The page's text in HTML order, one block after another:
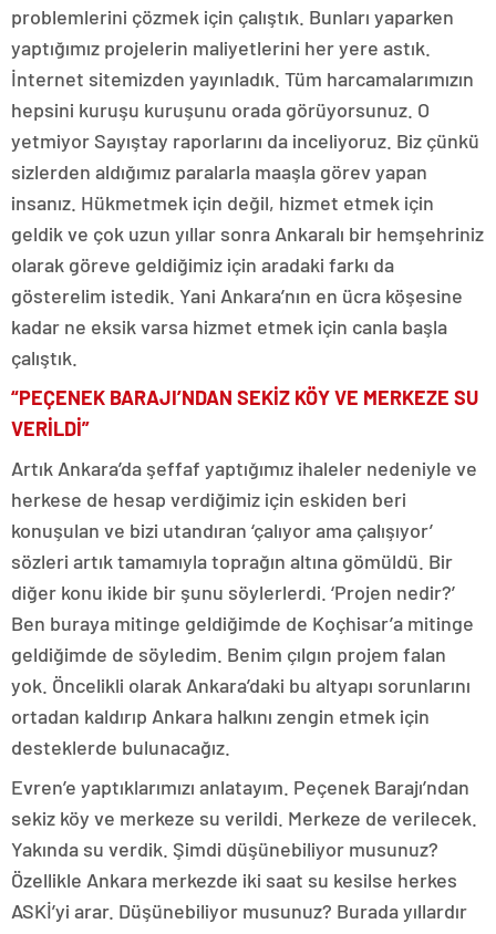
problemlerini çözmek için çalıştık. Bunları yaparken
yaptığımız projelerin maliyetlerini her yere astık.
İnternet sitemizden yayınladık. Tüm harcamalarımızın
hepsini kuruşu kuruşunu orada görüyorsunuz. O
yetmiyor Sayıştay raporlarını da inceliyoruz. Biz çünkü
sizlerden aldığımız paralarla maaşla görev yapan
insanız. Hükmetmek için değil, hizmet etmek için
geldik ve çok uzun yıllar sonra Ankaralı bir hemşehriniz
olarak göreve geldiğimiz için aradaki farkı da
gösterelim istedik. Yani Ankara’nın en ücra köşesine
kadar ne eksik varsa hizmet etmek için canla başla
çalıştık.
“PEÇENEK BARAJI’NDAN SEKİZ KÖY VE MERKEZE SU
VERİLDİ”
Artık Ankara’da şeffaf yaptığımız ihaleler nedeniyle ve
herkese de hesap verdiğimiz için eskiden beri
konuşulan ve bizi utandıran ‘çalıyor ama çalışıyor’
sözleri artık tamamıyla toprağın altına gömüldü. Bir
diğer konu ikide bir şunu söylerlerdi. ‘Projen nedir?’
Ben buraya mitinge geldiğimde de Koçhisar’a mitinge
geldiğimde de söyledim. Benim çılgın projem falan
yok. Öncelikli olarak Ankara’daki bu altyapı sorunlarını
ortadan kaldırıp Ankara halkını zengin etmek için
desteklerde bulunacağız.
Evren’e yaptıklarımızı anlatayım. Peçenek Barajı’ndan
sekiz köy ve merkeze su verildi. Merkeze de verilecek.
Yakında su verdik. Şimdi düşünebiliyor musunuz?
Özellikle Ankara merkezde iki saat su kesilse herkes
ASKİ’yi arar. Düşünebiliyor musunuz? Burada yıllardır